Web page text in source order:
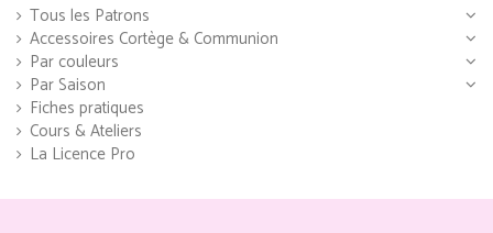
Tous les Patrons
Accessoires Cortège & Communion
Par couleurs
Par Saison
Fiches pratiques
Cours & Ateliers
La Licence Pro